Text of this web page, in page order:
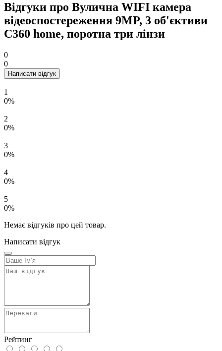
Відгуки про Вулична WIFI камера
відеоспостереження 9MP, 3 об'єктиви
C360 home, поротна три лінзи
0
0
Написати відгук
1
0%
2
0%
3
0%
4
0%
5
0%
Немає відгуків про цей товар.
Написати відгук
Рейтинг